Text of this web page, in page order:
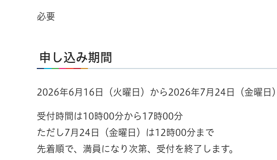
必要
申し込み期間
2026年6月16日（火曜日）から2026年7月24日（金曜日）
受付時間は10時00分から17時00分
ただし7月24日（金曜日）は12時00分まで
先着順で、満員になり次第、受付を終了します。